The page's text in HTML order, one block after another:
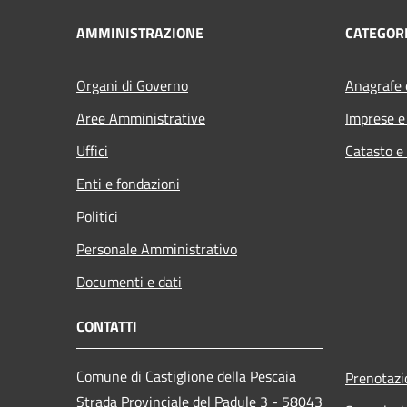
AMMINISTRAZIONE
Organi di Governo
Aree Amministrative
Uffici
Enti e fondazioni
Politici
Personale Amministrativo
Documenti e dati
Imprese
Catasto
CONTATTI
Comune di Castiglione della Pescaia
Strada Provinciale del Padule 3 - 58043